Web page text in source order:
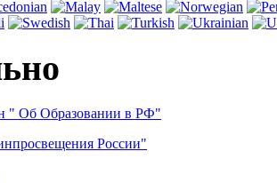
" Об Образовании в РФ"
России"